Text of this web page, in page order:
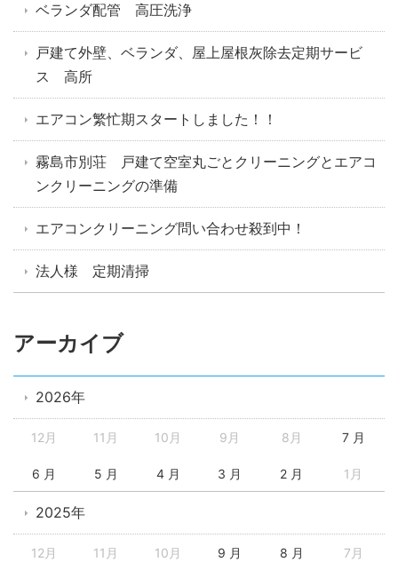
ベランダ配管 高圧洗浄
戸建て外壁、ベランダ、屋上屋根灰除去定期サービ
ス 高所
エアコン繁忙期スタートしました！！
霧島市別荘 戸建て空室丸ごとクリーニングとエアコ
ンクリーニングの準備
エアコンクリーニング問い合わせ殺到中！
法人様 定期清掃
アーカイブ
2026年
12月 11月 10月 9月 8月 7 月
6 月 5 月 4 月 3 月 2 月 1月
2025年
12月 11月 10月 9 月 8 月 7月